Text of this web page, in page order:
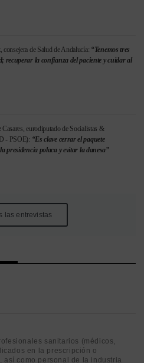
consejera de Salud de Andalucía: “Tenemos tres
recuperar la confianza del paciente y cuidar al
Casares, eurodiputado de Socialistas &
- PSOE): “Es clave cerrar el paquete
presidencia polaca y evitar la danesa”
las entrevistas
sanitarios (médicos,
en la prescripción o
así como personal de la industria